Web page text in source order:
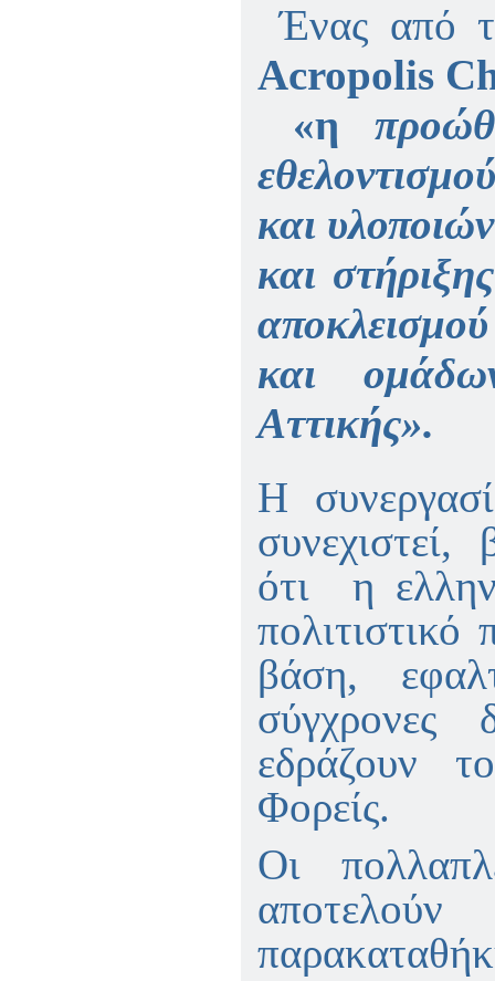
Ένας από
Acropolis
«η
και
και
και
Αττικής».
Η
συνεχιστεί,
ότι η
πολιτιστικό
βάση,
σύγχρονες
εδράζουν
Φορείς.
Οι